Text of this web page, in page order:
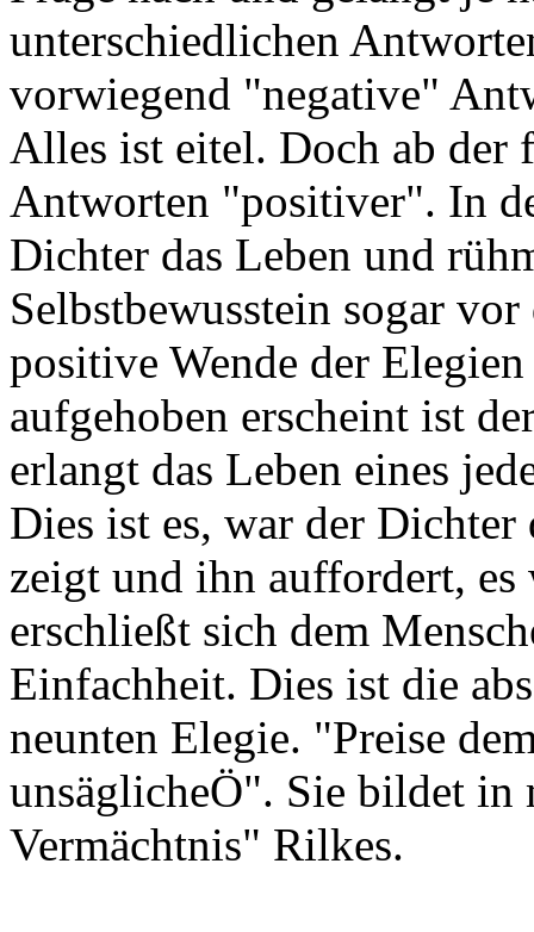
unterschiedlichen
vorwiegend "negative"
Alles ist eitel. Doch ab der
Antworten "positiver". In
Dichter das Leben und
Selbstbewusstein sogar
positive Wende der
aufgehoben erscheint ist
erlangt das Leben eines
Dies ist es, war der
zeigt und ihn auffordert, es
erschließt sich dem
Einfachheit. Dies ist die
neunten Elegie. "Preise
unsäglicheÖ". Sie bildet in
Vermächtnis" Rilkes.